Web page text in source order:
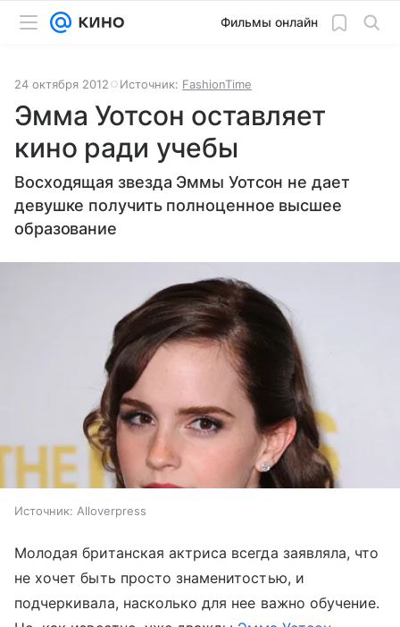
Фильмы онлайн
24 октября 2012 Источник: FashionTime
Эмма Уотсон оставляет
кино ради учебы
Восходящая звезда Эммы Уотсон не дает
девушке получить полноценное высшее
образование
Источник: Alloverpress
Молодая британская актриса всегда заявляла, что
не хочет быть просто знаменитостью, и
подчеркивала, насколько для нее важно обучение.